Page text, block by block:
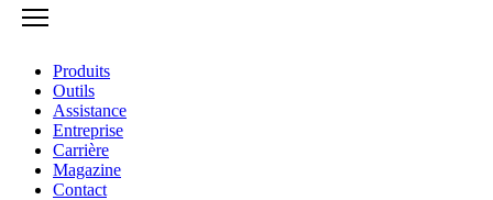
Produits
Outils
Assistance
Entreprise
Carrière
Magazine
Contact